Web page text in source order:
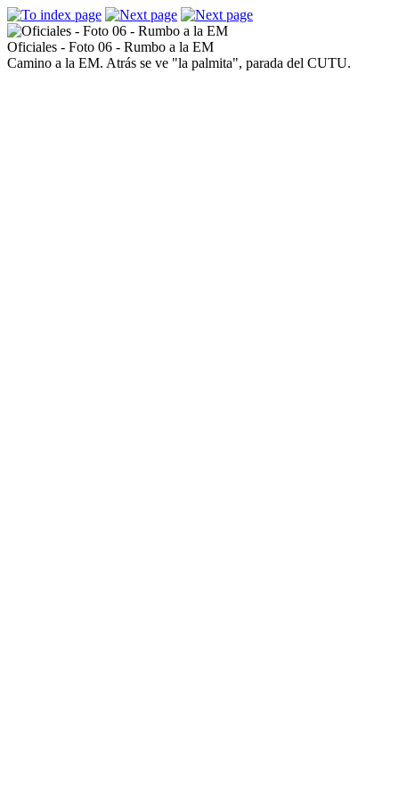
Oficiales - Foto 06 - Rumbo a la EM
Camino a la EM. Atrás se ve "la palmita", parada del CUTU.